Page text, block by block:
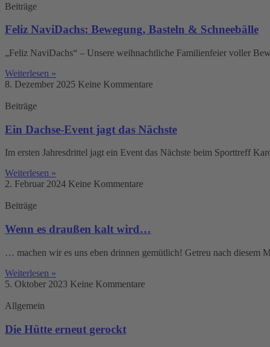
Beiträge
Feliz NaviDachs: Bewegung, Basteln & Schneebälle
„Feliz NaviDachs“ – Unsere weihnachtliche Familienfeier voller
Weiterlesen »
8. Dezember 2025 Keine Kommentare
Beiträge
Ein Dachse-Event jagt das Nächste
Im ersten Jahresdrittel jagt ein Event das Nächste beim Sporttreff
Weiterlesen »
2. Februar 2024 Keine Kommentare
Beiträge
Wenn es draußen kalt wird…
… machen wir es uns eben drinnen gemütlich! Getreu nach diesem
Weiterlesen »
5. Oktober 2023 Keine Kommentare
Allgemein
Die Hütte erneut gerockt